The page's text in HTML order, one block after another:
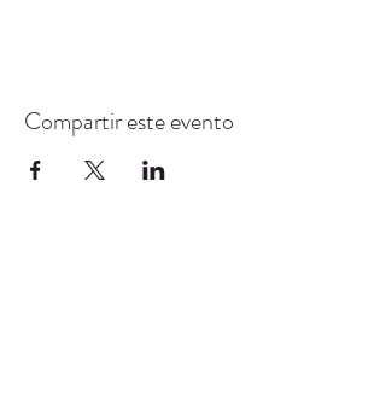
Compartir este evento